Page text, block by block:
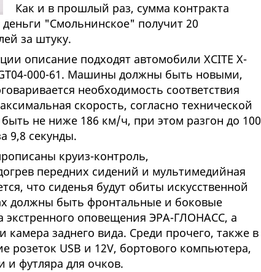
Как и в прошлый раз, сумма контракта
деньги "Смольнинское" получит 20
за штуку.
описание подходят автомобили XCITE Х-
000-61. Машины должны быть новыми,
необходимость соответствия
скорость, согласно технической
не ниже 186 км/ч, при этом разгон до 100
9,8 секунды.
круиз-контроль,
передних сидений и мультимедийная
что сиденья будут обиты искусственной
должны быть фронтальные и боковые
экстренного оповещения ЭРА-ГЛОНАСС, а
камера заднего вида. Среди прочего, также в
розеток USB и 12V, бортового компьютера,
и футляра для очков.